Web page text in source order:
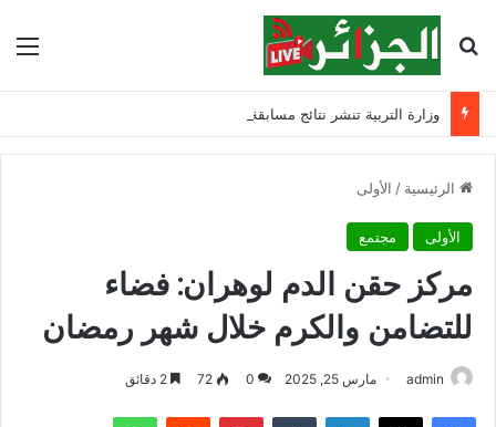
بحث عن
وزارة التربية تنشر نتائج مسابقة توظيف الأساتذة لسنة 2025
الرئيسية / الأولى
الأولى مجتمع
مركز حقن الدم لوهران: فضاء
للتضامن والكرم خلال شهر رمضان
admin مارس 25, 2025 0
72
فيسبوك لينكدإن بينتيريست